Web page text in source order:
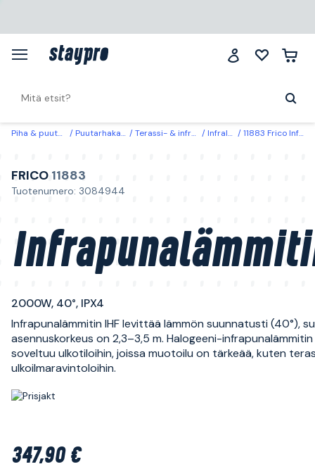
Piha & puutarha Puutarhakalusteet Terassi- & infralämmittimet Infralämmittimet 11883 Frico Infrapunalämmitin 2000W, 40°, IPX4
FRICO 11883
Tuotenumero: 3084944
2000W, 40°, IPX4
Infrapunalämmitin IHF levittää lämmön suunnatusti (40°),
asennuskorkeus on 2,3–3,5 m. Halogeeni-infrapunalämmitin
soveltuu ulkotiloihin, joissa muotoilu on tärkeää, kuten
ulkoilmaravintoloihin.
347,90 €